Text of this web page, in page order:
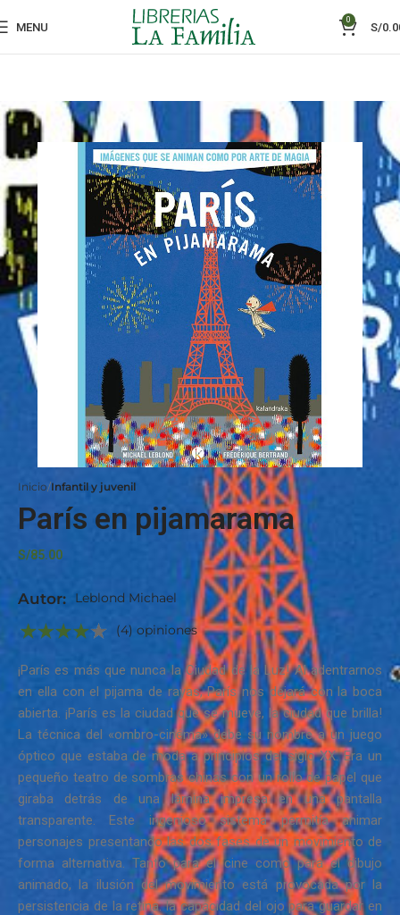
MENU
0
S/
Inicio Infantil y juvenil
París en pijamarama
S/85.00
Autor:
Leblond Michael
(4) opiniones
¡París es más que nunca la Ciudad de la Luz! Al adentrarnos
en ella con el pijama de rayas, París nos dejará con la boca
abierta. ¡París es la ciudad que se mueve, la ciudad que brilla!
La técnica del «ombro-cinéma» debe su nombre a un juego
óptico que estaba de moda a principios del siglo XX. Era un
pequeño teatro de sombras chinas con un rollo de papel que
giraba detrás de una lámina impresa en una pantalla
transparente. Este ingenioso sistema permitía animar
personajes presentando las dos fases de un movimiento de
forma alternativa. Tanto para el cine como para el dibujo
animado, la ilusión del movimiento está provocada por la
persistencia de la retina: la capacidad del ojo para guardar en